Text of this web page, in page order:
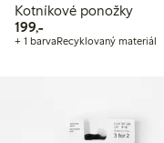
Kotníkové ponožky
199,-199,00 Kč
+ 1 barvaRecyklovaný materiál